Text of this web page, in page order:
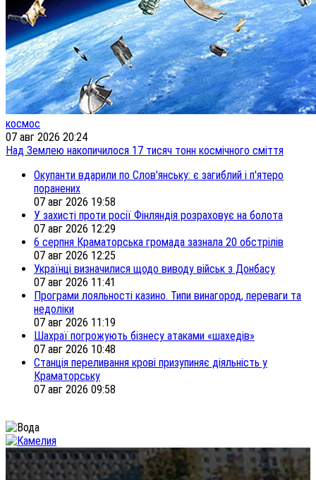
космос
07 авг 2026 20:24
Над Землею накопичилося 17 тисяч тонн космічного сміття
Окупанти вдарили по Слов'янську: є загиблий і п'ятеро
поранених
07 авг 2026 19:58
У захисті проти росії Фінляндія розраховує на болота
07 авг 2026 12:29
6 серпня Краматорська громада зазнала 20 обстрілів
07 авг 2026 12:25
Українці визначилися щодо виводу військ з Донбасу
07 авг 2026 11:41
Програми лояльності казино. Типи винагород, переваги та
недоліки
07 авг 2026 11:19
Шахраї погрожують бізнесу атаками «шахедів»
07 авг 2026 10:48
Станція переливання крові призупиняє діяльність у
Краматорську
07 авг 2026 09:58